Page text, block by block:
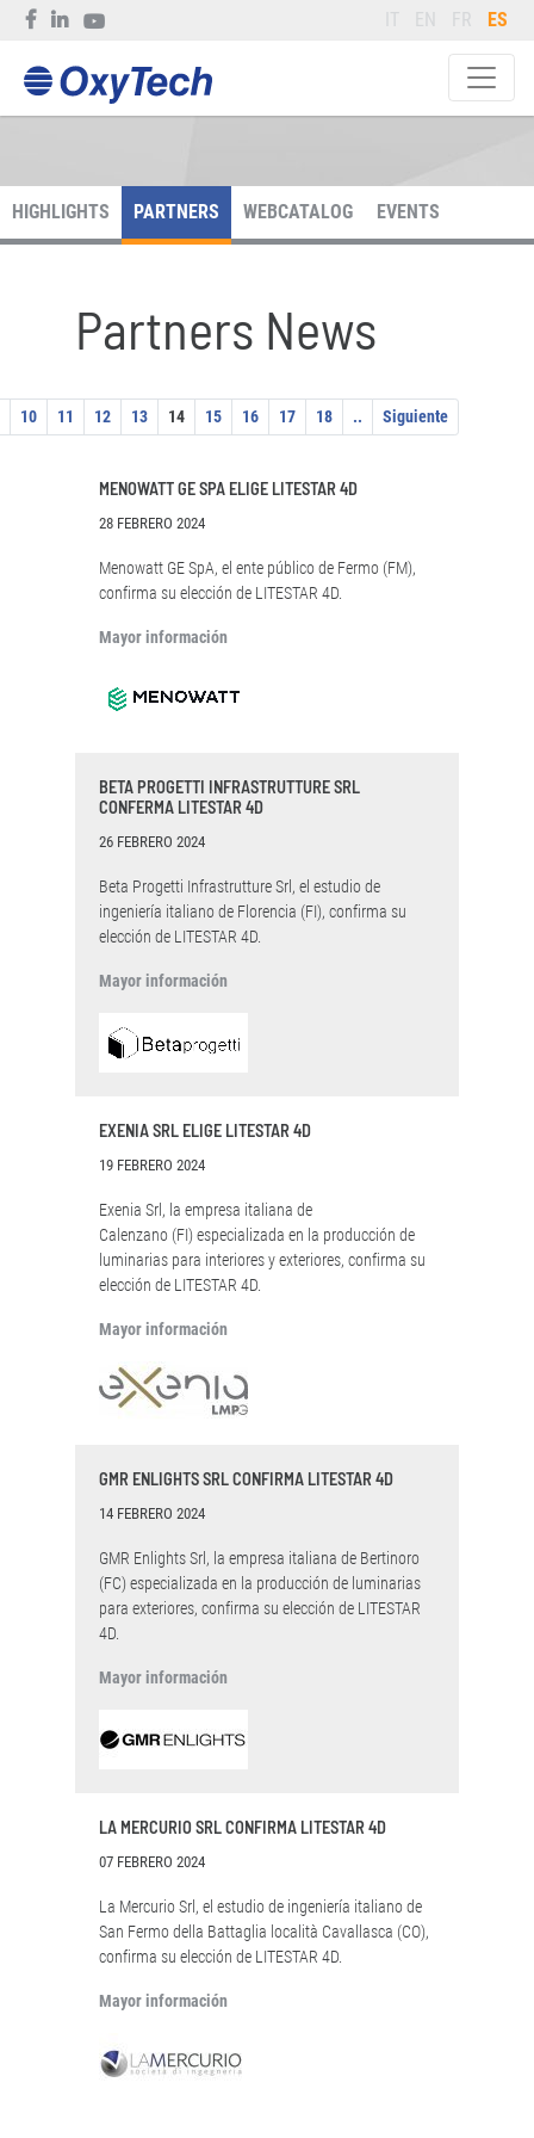
IT EN FR ES
HIGHLIGHTS PARTNERS WEBCATALOG EVENTS
Partners News
10 11 12 13 14 15 16 17 18 .. Siguiente
MENOWATT GE SPA ELIGE LITESTAR 4D
28 FEBRERO 2024
Menowatt GE SpA, el ente público de Fermo (FM),
confirma su elección de LITESTAR 4D.
Mayor información
BETA PROGETTI INFRASTRUTTURE SRL
CONFERMA LITESTAR 4D
26 FEBRERO 2024
Beta Progetti Infrastrutture Srl, el estudio de
ingeniería italiano de Florencia (FI), confirma su
elección de LITESTAR 4D.
Mayor información
EXENIA SRL ELIGE LITESTAR 4D
19 FEBRERO 2024
Exenia Srl, la empresa italiana de
Calenzano (FI) especializada en la producción de
luminarias para interiores y exteriores, confirma su
elección de LITESTAR 4D.
Mayor información
GMR ENLIGHTS SRL CONFIRMA LITESTAR 4D
14 FEBRERO 2024
GMR Enlights Srl, la empresa italiana de Bertinoro
(FC) especializada en la producción de luminarias
para exteriores, confirma su elección de LITESTAR
4D.
Mayor información
LA MERCURIO SRL CONFIRMA LITESTAR 4D
07 FEBRERO 2024
La Mercurio Srl, el estudio de ingeniería italiano de
San Fermo della Battaglia località Cavallasca (CO),
confirma su elección de LITESTAR 4D.
Mayor información